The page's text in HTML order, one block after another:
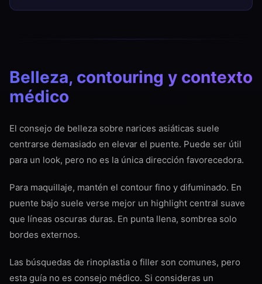
Belleza, contouring y contexto
médico
El consejo de belleza sobre narices asiáticas suele
centrarse demasiado en elevar el puente. Puede ser útil
para un look, pero no es la única dirección favorecedora.
Para maquillaje, mantén el contour fino y difuminado. En
puente bajo suele verse mejor un highlight central suave
que líneas oscuras duras. En punta llena, sombrea solo
bordes externos.
Las búsquedas de rinoplastia o filler son comunes, pero
esta guía no es consejo médico. Si consideras un